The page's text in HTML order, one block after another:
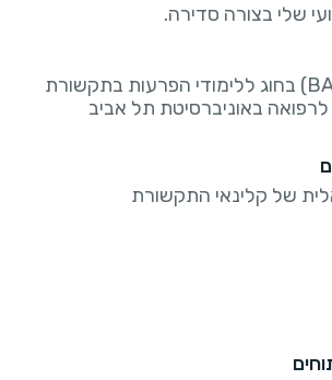
שלי בצורה סדירה.
תואר ראשון (BA) בחוג ללימודי הפרעות בתקשורת
באוניברסיטת תל אביב
של קלינאי התקשורת